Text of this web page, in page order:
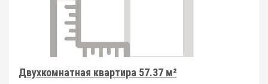
Двухкомнатная квартира 57.37 м²